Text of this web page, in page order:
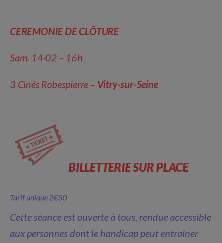
CEREMONIE DE CLÔTURE
Sam. 14·02 – 16h
3 Cinés Robespierre – Vitry-sur-Seine
BILLETTERIE SUR PLACE
Tarif unique 2€50
Cette séance est ouverte à tous, rendue accessible
aux personnes dont le handicap peut entraîner